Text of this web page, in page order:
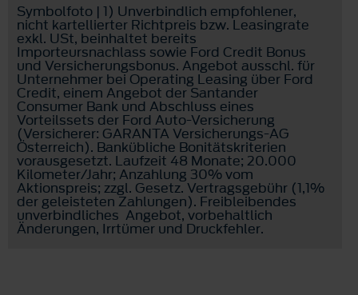
Symbolfoto | 1) Unverbindlich empfohlener,
nicht kartellierter Richtpreis bzw. Leasingrate
exkl. USt, beinhaltet bereits
Importeursnachlass sowie Ford Credit Bonus
und Versicherungsbonus. Angebot ausschl. für
Unternehmer bei Operating Leasing über Ford
Credit, einem Angebot der Santander
Consumer Bank und Abschluss eines
Vorteilssets der Ford Auto-Versicherung
(Versicherer: GARANTA Versicherungs-AG
Österreich). Bankübliche Bonitätskriterien
vorausgesetzt. Laufzeit 48 Monate; 20.000
Kilometer/Jahr; Anzahlung 30% vom
Aktionspreis; zzgl. Gesetz. Vertragsgebühr (1,1%
der geleisteten Zahlungen). Freibleibendes
unverbindliches Angebot, vorbehaltlich
Änderungen, Irrtümer und Druckfehler.